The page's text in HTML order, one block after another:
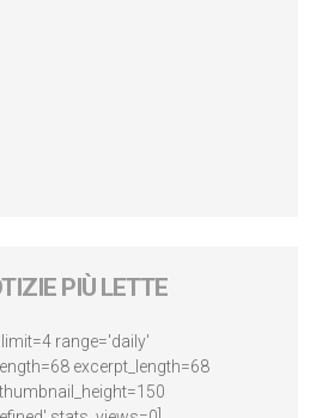
PIÙ LETTE
range='daily'
excerpt_length=68